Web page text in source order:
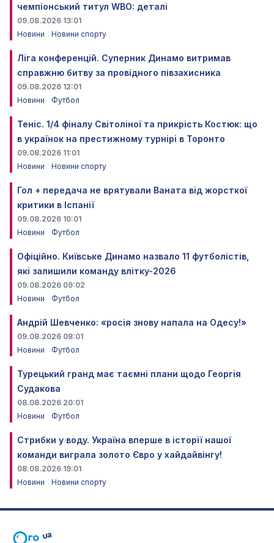
чемпіонський титул WBO: деталі
09.08.2026 13:01
Новини
Новини спорту
Ліга конференцій. Суперник Динамо витримав
справжню битву за провідного півзахисника
09.08.2026 12:01
Новини
Футбол
Теніс. 1/4 фіналу Світоліної та прикрість Костюк: що
в українок на престижному турнірі в Торонто
09.08.2026 11:01
Новини
Новини спорту
Гол + передача не врятували Ваната від жорсткої
критики в Іспанії
09.08.2026 10:01
Новини
Футбол
Офіційно. Київське Динамо назвало 11 футболістів,
які залишили команду влітку-2026
09.08.2026 09:02
Новини
Футбол
Андрій Шевченко: «росія знову напала на Одесу!»
09.08.2026 08:01
Новини
Футбол
Турецький гранд має таємні плани щодо Георгія
Судакова
08.08.2026 20:01
Новини
Футбол
Стрибки у воду. Україна вперше в історії нашої
команди виграла золото Євро у хайдайвінгу!
08.08.2026 19:01
Новини
Новини спорту